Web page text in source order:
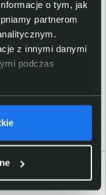
o tym, jak
partnerom
z innymi danymi
podczas
Europe S.A.; EPFL -
de l’Innovation, CH
Switzerland
47, 3511GC
The Netherlands;
/support.
często